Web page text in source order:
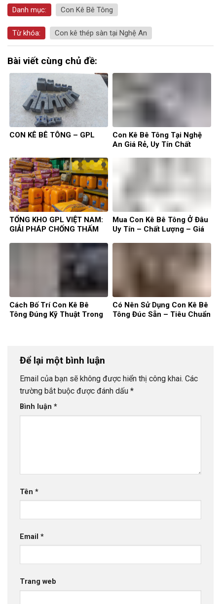
Danh mục: Con Kê Bê Tông
Từ khóa: Con kê thép sàn tại Nghệ An
Bài viết cùng chủ đề:
CON KÊ BÊ TÔNG – GPL
Con Kê Bê Tông Tại Nghệ
An Giá Rẻ, Uy Tín Chất
TỔNG KHO GPL VIỆT NAM:
GIẢI PHÁP CHỐNG THẤM
TOÀN DIỆN TẠI NGHỆ AN
Mua Con Kê Bê Tông Ở Đâu
Uy Tín – Chất Lượng – Giá
Cách Bố Trí Con Kê Bê
Tông Đúng Kỹ Thuật Trong
Có Nên Sử Dụng Con Kê Bê
Tông Đúc Sẵn – Tiêu Chuẩn
Để lại một bình luận
Email của bạn sẽ không được hiển thị công khai. Các
trường bắt buộc được đánh dấu *
Bình luận *
Tên *
Email *
Trang web